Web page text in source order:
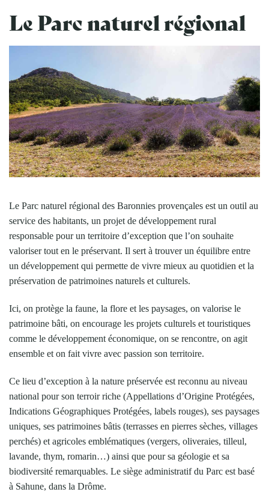
Le Parc naturel régional
Le Parc naturel régional des Baronnies provençales est un outil au
service des habitants, un projet de développement rural
responsable pour un territoire d’exception que l’on souhaite
valoriser tout en le préservant. Il sert à trouver un équilibre entre
un développement qui permette de vivre mieux au quotidien et la
préservation de patrimoines naturels et culturels.
Ici, on protège la faune, la flore et les paysages, on valorise le
patrimoine bâti, on encourage les projets culturels et touristiques
comme le développement économique, on se rencontre, on agit
ensemble et on fait vivre avec passion son territoire.
Ce lieu d’exception à la nature préservée est reconnu au niveau
national pour son terroir riche (Appellations d’Origine Protégées,
Indications Géographiques Protégées, labels rouges), ses paysages
uniques, ses patrimoines bâtis (terrasses en pierres sèches, villages
perchés) et agricoles emblématiques (vergers, oliveraies, tilleul,
lavande, thym, romarin…) ainsi que pour sa géologie et sa
biodiversité remarquables. Le siège administratif du Parc est basé
à Sahune, dans la Drôme.